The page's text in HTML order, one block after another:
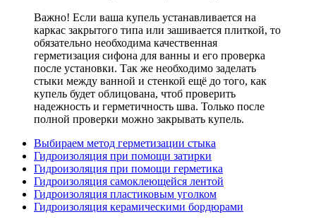
Важно! Если ваша купель устанавливается на
каркас закрытого типа или зашивается плиткой, то
обязательно необходима качественная
герметизация сифона для ванны и его проверка
после установки. Так же необходимо заделать
стыки между ванной и стенкой ещё до того, как
купель будет облицована, чтоб проверить
надежность и герметичность шва. Только после
полной проверки можно закрывать купель.
Выбираем метод герметизации стыка
Гидроизоляция при помощи затирки
Гидроизоляция при помощи герметика
Гидроизоляция самоклеющейся лентой
Гидроизоляция пластиковым уголком
Гидроизоляция керамическими бордюрами